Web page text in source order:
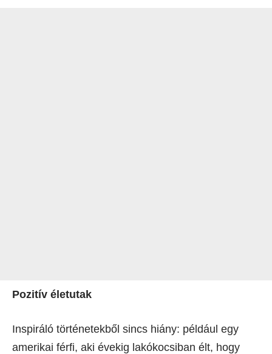
Pozitív életutak
Inspiráló történetekből sincs hiány: például egy
amerikai férfi, aki évekig lakókocsiban élt, hogy